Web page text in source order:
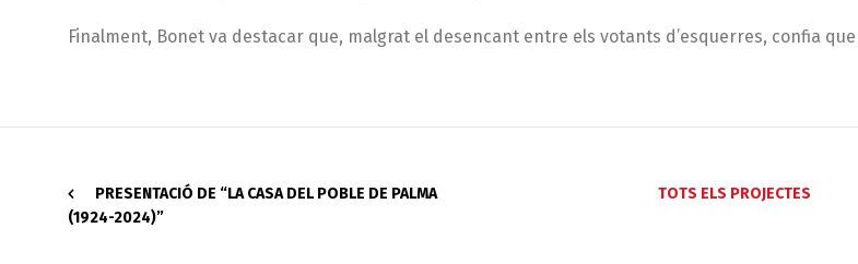
Finalment, Bonet va destacar que, malgrat el desencant entre els votants d’esquerres, confia
PRESENTACIÓ DE “LA CASA DEL POBLE DE PALMA
(1924-2024)”
TOTS ELS PROJECTES